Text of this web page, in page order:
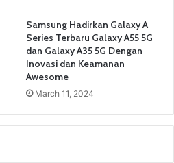
Samsung Hadirkan Galaxy A
Series Terbaru Galaxy A55 5G
dan Galaxy A35 5G Dengan
Inovasi dan Keamanan
Awesome
March 11, 2024